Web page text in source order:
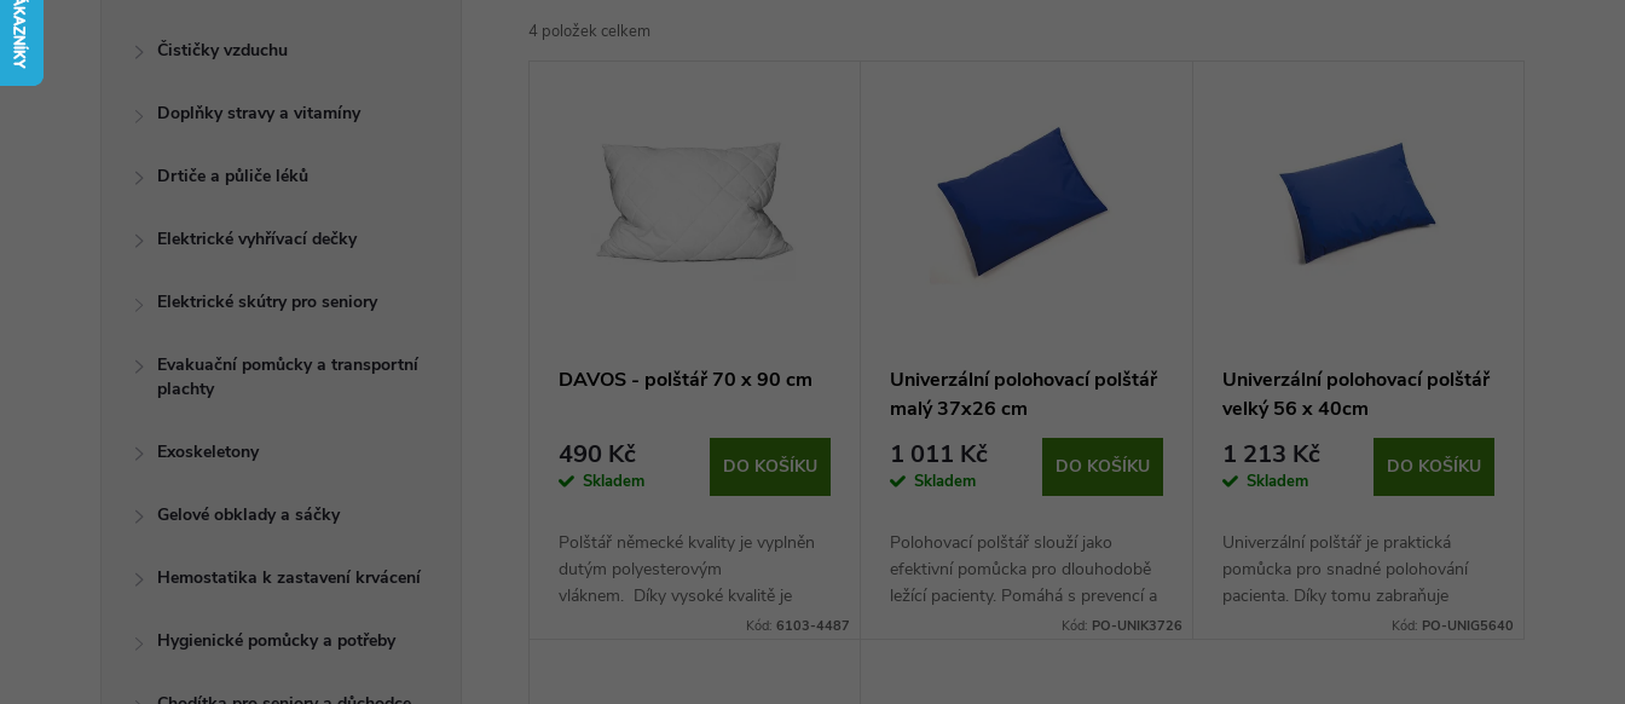
Čističky vzduchu
Doplňky stravy a vitamíny
Drtiče a půliče léků
Elektrické vyhřívací dečky
Elektrické skútry pro seniory
Evakuační pomůcky a transportní
plachty
Exoskeletony
Gelové obklady a sáčky
Hemostatika k zastavení krvácení
Hygienické pomůcky a potřeby
z
4 položek celkem
DAVOS - polštář 70 x 90 cm
490 Kč
Skladem
DO KOŠÍKU
Polštář německé kvality je vyplněn
dutým polyesterovým
vláknem. Díky vysoké kvalitě je
odolný vůči několikanásobnému
Kód:6103-4487
Univerzální polohovací polštář
malý 37x26 cm
1 011 Kč
Skladem
DO KOŠÍKU
Polohovací polštář slouží jako
efektivní pomůcka pro dlouhodobě
ležící pacienty. Pomáhá s prevencí a
léčbou proleženin. Velkou předností
Kód: PO-UNIK3726
Univerzální polohovací polštář
velký 56 x 40cm
1 213 Kč
Skladem
DO KOŠÍKU
Univerzální polštář je praktická
pomůcka pro snadné polohování
pacienta. Díky tomu zabraňuje
vzniku a pomáhá s léčbou
Kód: PO-UNIG5640